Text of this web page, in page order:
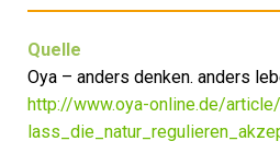
Quelle
Oya – anders denken. anders
http://www.oya-online.de/